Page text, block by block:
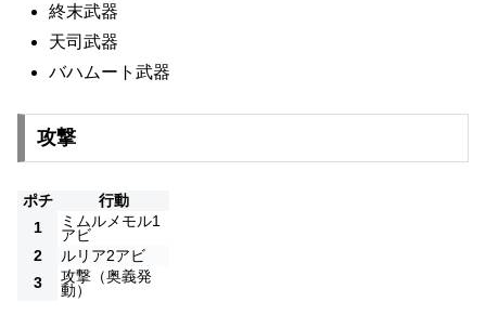
終末武器
天司武器
バハムート武器
攻撃
ポチ
行動
1
ミムルメモル1
アビ
2
ルリア2アビ
3
攻撃（奥義発
動）